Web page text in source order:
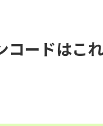
コードはこ